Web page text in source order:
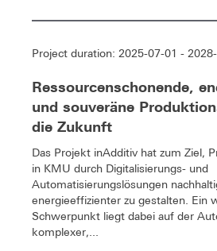
Project duration: 2025-07-01 -
Ressourcenschonende,
und souveräne
die Zukunft
Das Projekt inAdditiv hat zum Ziel,
in KMU durch Digitalisierungs- und
Automatisierungslösungen
energieeffizienter zu gestalten. Ein
Schwerpunkt liegt dabei auf der
komplexer,...